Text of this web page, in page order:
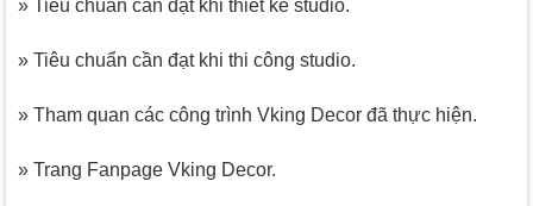
» Tiêu chuẩn cần đạt khi thiết kế studio.
» Tiêu chuẩn cần đạt khi thi công studio.
» Tham quan các công trình Vking Decor đã thực hiện.
» Trang Fanpage Vking Decor.